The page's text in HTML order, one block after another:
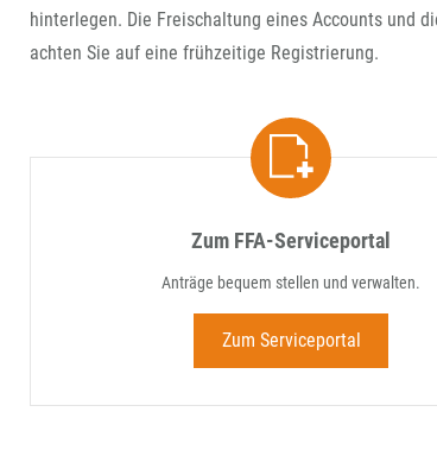
hinterlegen. Die Freischaltung eines Accounts und
achten Sie auf eine frühzeitige Registrierung.
Zum FFA-Serviceportal
Anträge bequem stellen und verwalten.
Zum Serviceportal